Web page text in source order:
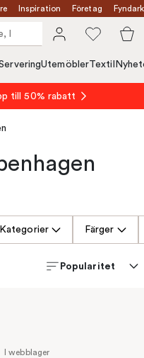
Inspiration Företag
UtemöblerTextil
till 50% rabatt
Kategorier Färger
Popularitet
I webblager